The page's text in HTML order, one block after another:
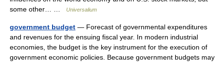
some other… …
Universalium
government budget — Forecast of governmental expenditures
and revenues for the ensuing fiscal year. In modern industrial
economies, the budget is the key instrument for the execution of
government economic policies. Because government budgets may